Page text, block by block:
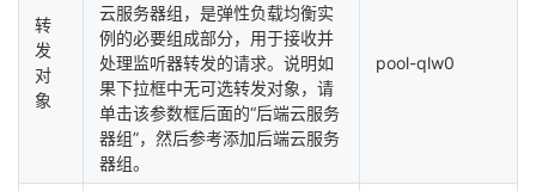
转
发
对
象
云服务器组，是弹性负载均衡实
例的必要组成部分，用于接收并
处理监听器转发的请求。说明如
果下拉框中无可选转发对象，请
单击该参数框后面的“后端云服务
器组”，然后参考添加后端云服务
器组。
pool-qlw0